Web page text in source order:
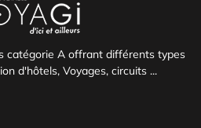
catégorie A offrant différents types
d'hôtels, Voyages, circuits ...